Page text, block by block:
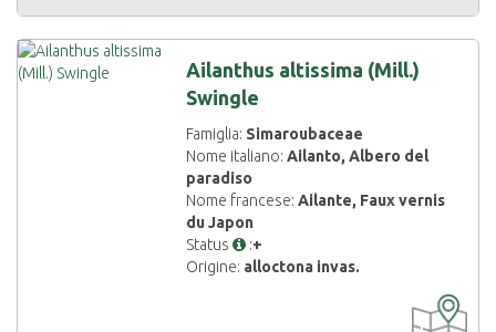
Ailanthus altissima (Mill.)
Swingle
Famiglia: Simaroubaceae
Nome italiano:Ailanto, Albero del
paradiso
Nome francese:Ailante, Faux vernis
du Japon
Status
:+
Origine: alloctona invas.
DISPONIBILE